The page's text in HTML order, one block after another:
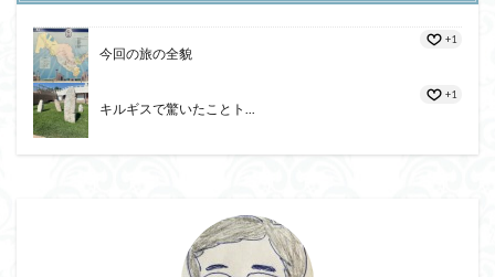
今回の旅の全貌
+1
キルギスで驚いたことト...
+1